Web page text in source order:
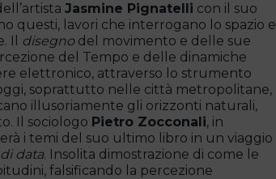
Jasmine Pignatelli con il suo
questi, lavori che interrogano lo spazio e
Il
disegnodel movimento e delle sue
del Tempo e delle dinamiche
elettronico, attraverso lo strumento
soprattutto nelle città metropolitane,
illusoriamente gli orizzonti naturali,
Il sociologo Pietro Zocconali, in
i temi del suo ultimo libro in un viaggio
data. Insolita dimostrazione di come le
falsificando la percezione